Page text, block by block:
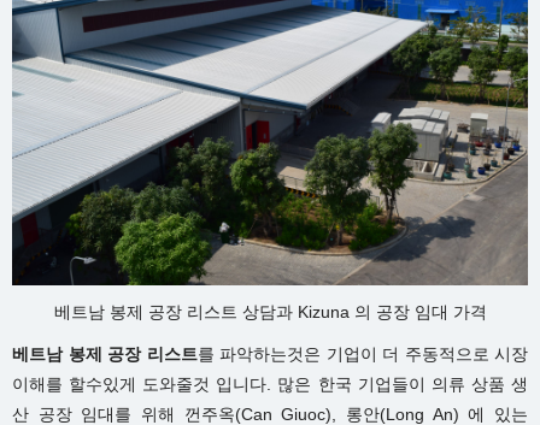
베트남 봉제 공장 리스트 상담과 Kizuna 의 공장 임대 가격
베트남 봉제 공장 리스트를 파악하는것은 기업이 더 주동적으로 시장
이해를 할수있게 도와줄것 입니다. 많은 한국 기업들이 의류 상품 생
산 공장 임대를 위해 껀주옥(Can Giuoc), 롱안(Long An) 에 있는